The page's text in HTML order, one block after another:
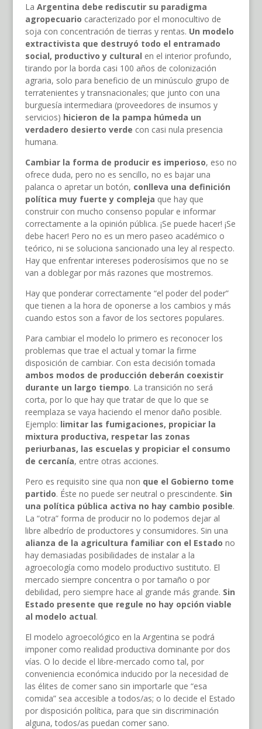
La Argentina debe rediscutir su paradigma
agropecuario caracterizado por el monocultivo de
soja con concentración de tierras y rentas. Un modelo
extractivista que destruyó todo el entramado
social, productivo y cultural en el interior profundo,
tirando por la borda casi 100 años de colonización
agraria, solo para beneficio de un minúsculo grupo de
terratenientes y transnacionales; que junto con una
burguesía intermediara (proveedores de insumos y
servicios) hicieron de la pampa húmeda un
verdadero desierto verde con casi nula presencia
humana.
Cambiar la forma de producir es imperioso, eso no
ofrece duda, pero no es sencillo, no es bajar una
palanca o apretar un botón, conlleva una definición
política muy fuerte y compleja que hay que
construir con mucho consenso popular e informar
correctamente a la opinión pública. ¡Se puede hacer! ¡Se
debe hacer! Pero no es un mero paseo académico o
teórico, ni se soluciona sancionado una ley al respecto.
Hay que enfrentar intereses poderosísimos que no se
van a doblegar por más razones que mostremos.
Hay que ponderar correctamente “el poder del poder”
que tienen a la hora de oponerse a los cambios y más
cuando estos son a favor de los sectores populares.
Para cambiar el modelo lo primero es reconocer los
problemas que trae el actual y tomar la firme
disposición de cambiar. Con esta decisión tomada
ambos modos de producción deberán coexistir
durante un largo tiempo. La transición no será
corta, por lo que hay que tratar de que lo que se
reemplaza se vaya haciendo el menor daño posible.
Ejemplo: limitar las fumigaciones, propiciar la
mixtura productiva, respetar las zonas
periurbanas, las escuelas y propiciar el consumo
de cercanía, entre otras acciones.
Pero es requisito sine qua non que el Gobierno tome
partido. Éste no puede ser neutral o prescindente. Sin
una política pública activa no hay cambio posible.
La “otra” forma de producir no lo podemos dejar al
libre albedrío de productores y consumidores. Sin una
alianza de la agricultura familiar con el Estado no
hay demasiadas posibilidades de instalar a la
agroecología como modelo productivo sustituto. El
mercado siempre concentra o por tamaño o por
debilidad, pero siempre hace al grande más grande. Sin
Estado presente que regule no hay opción viable
al modelo actual.
El modelo agroecológico en la Argentina se podrá
imponer como realidad productiva dominante por dos
vías. O lo decide el libre-mercado como tal, por
conveniencia económica inducido por la necesidad de
las élites de comer sano sin importarle que “esa
comida” sea accesible a todos/as; o lo decide el Estado
por disposición política, para que sin discriminación
alguna, todos/as puedan comer sano.